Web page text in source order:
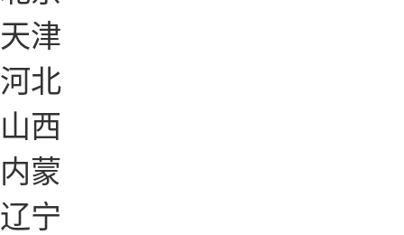
天津
河北
山西
内蒙
辽宁